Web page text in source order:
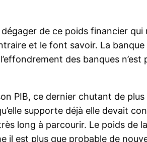
de ce poids financier qui
et le font savoir. La
des banques n’est
PIB, ce dernier chutant de plus
supporte déjà elle devait
long à parcourir. Le poids de
il est plus que probable de